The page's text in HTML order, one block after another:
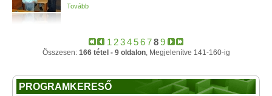
Tovább
1 23456789
Összesen: 166 tétel - 9 oldalon, Megjelenítve 141-160-ig
PROGRAMKERESŐ